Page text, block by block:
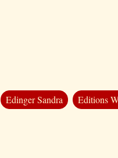
Edinger Sandra Editions